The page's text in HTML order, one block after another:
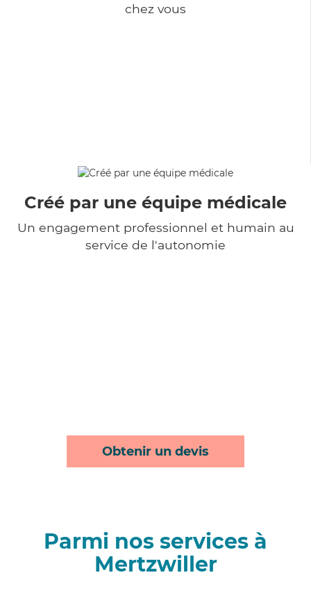
chez vous
Créé par une équipe médicale
Un engagement professionnel et humain au
service de l'autonomie
Obtenir un devis
Parmi nos services à
Mertzwiller